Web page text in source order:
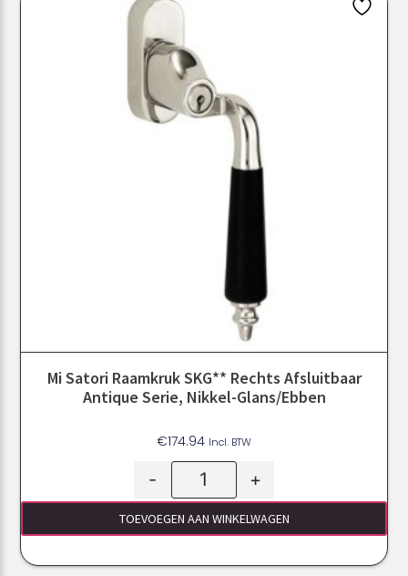
Mi Satori Raamkruk SKG** Rechts Afsluitbaar
Antique Serie, Nikkel-Glans/ebben
€174.94 Incl. BTW
- +
TOEVOEGEN AAN WINKELWAGEN